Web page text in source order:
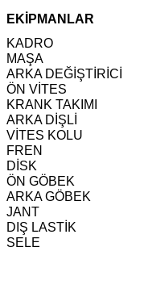
EKİPMANLAR
KADRO
MAŞA
ARKA DEĞİŞTİRİCİ
ÖN VİTES
KRANK TAKIMI
ARKA DİŞLİ
VİTES KOLU
FREN
DİSK
ÖN GÖBEK
ARKA GÖBEK
JANT
DIŞ LASTİK
SELE